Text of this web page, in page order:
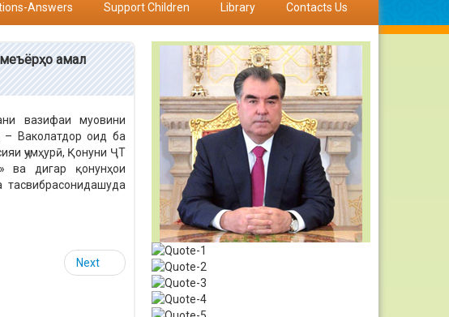
Answers Support Children Library Contacts Us
амал
вазифаи муовини
– Ваколатдор оид ба
ҷумҳурӣ, Қонуни ҶТ
ва дигар қонунҳои
Next